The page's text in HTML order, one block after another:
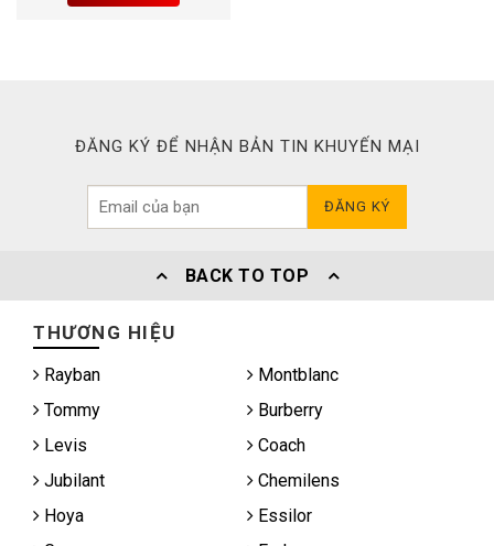
ĐĂNG KÝ ĐỂ NHẬN BẢN TIN KHUYẾN MẠI
ĐĂNG KÝ
BACK TO TOP
THƯƠNG HIỆU
Rayban
Montblanc
Tommy
Burberry
Levis
Coach
Jubilant
Chemilens
Hoya
Essilor